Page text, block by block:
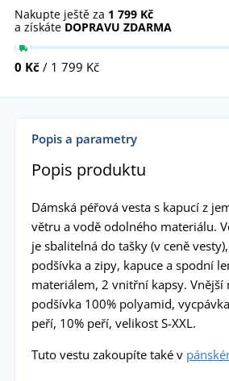
Nakupte ještě za 1 799 Kč
a získáte DOPRAVU ZDARMA
0 Kč / 1 799 Kč
Popis a parametry
Popis produktu
Dámská péřová vesta s kapucí z
větru a vodě odolného materiálu.
je sbalitelná do tašky (v ceně
podšívka a zipy, kapuce a spodní
materiálem, 2 vnitřní kapsy. Vnější
podšívka 100% polyamid,
peří, 10% peří, velikost S-XXL.
Tuto vestu zakoupíte také v